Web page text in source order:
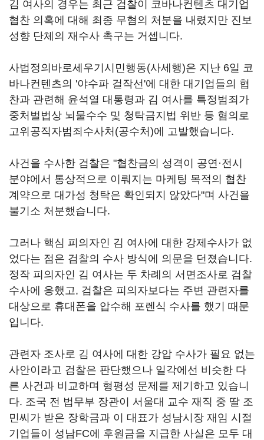
김 여사의 경우는 최근 검찰이 코바나컨텐츠 대기업
협찬 의혹에 대해 최종 무혐의 처분을 내렸지만 진보
성향 단체의 재수사 촉구는 거셉니다.
사법정의바로세우기시민행동(사세행)은 지난 6일 코
바나컨텐츠의 '야수파 걸작선'에 대한 대기업들의 협
찬과 관련해 윤석열 대통령과 김 여사를 특정범죄가
중처벌법상 뇌물수수 및 청탁금지법 위반 등 혐의로
고위공직자범죄수사처(공수처)에 고발했습니다.
사건을 수사한 검찰은 "협찬금의 성격이 공연·전시
분야에서 통상적으로 이뤄지는 마케팅 목적의 협찬
계약으로 대가성 청탁은 확인되지 않았다"며 사건을
불기소 처분했습니다.
그러나 핵심 피의자인 김 여사에 대한 강제수사가 없
었다는 점은 검찰의 수사 방식에 의문을 던졌습니다.
정작 피의자인 김 여사는 두 차례의 서면조사로 검찰
수사에 응했고, 검찰은 피의자보다는 주변 관련자를
대상으로 휴대폰을 압수해 포렌식 수사를 했기 때문
입니다.
관련자 조사로 김 여사에 대한 강압 수사가 필요 없는
사안이라고 검찰은 판단했으나 일각에선 비슷한 다
른 사건과 비교하며 형평성 문제를 제기하고 있습니
다. 조국 전 법무부 장관이 서울대 교수 재직 중 딸 조
민씨가 받은 장학금과 이 대표가 성남시장 재임 시절
기업들이 성남FC에 후원금을 지급한 사실은 모두 대